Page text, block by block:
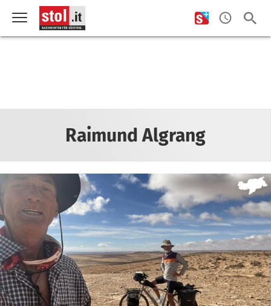
Raimund Algrang